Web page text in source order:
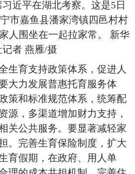
近平在湖北考察。这是5日
市嘉鱼县潘家湾镇四邑村村
人围坐在一起拉家常。 新华
记者 燕雁/摄
生育支持政策体系，促进人
大力发展普惠托育服务体
策和标准规范体系，统筹配
源，多渠道增加财力支持，
关公共服务。要显著减轻家
。完善生育保险制度，扩大
育假期，在政府、用人单